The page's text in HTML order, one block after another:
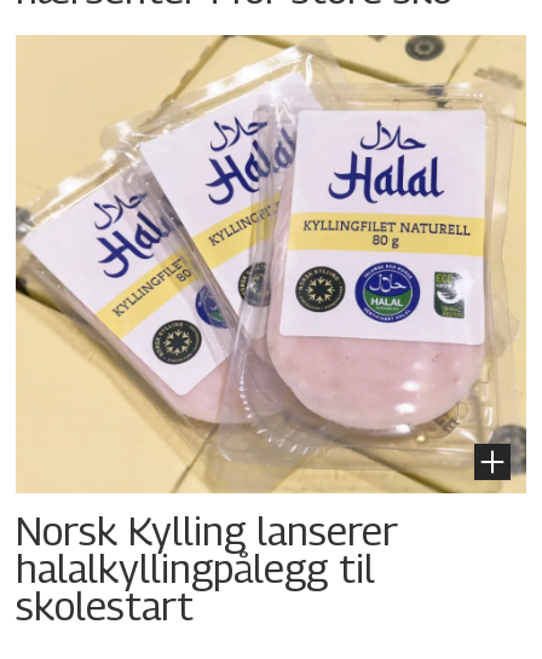
Norsk Kylling lanserer
halalkylling­pålegg til
skolestart